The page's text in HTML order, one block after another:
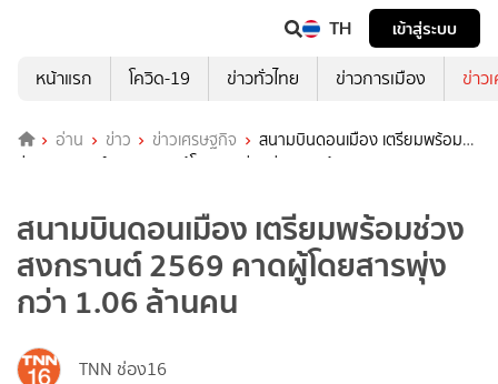
TH
เข้าสู่ระบบ
หน้าแรก
โควิด-19 ข่าวทั่วไทย ข่าวการเมือง ข่าว
อ่าน ข่าว ข่าวเศรษฐกิจ
สนามบินดอนเมือง เตรียมพร้อม
ช่วงสงกรานต์ 2569 คาดผู้โดยสารพุ่งกว่า 1.06 ล้านคน
สนามบินดอนเมือง เตรียมพร้อมช่วง
สงกรานต์ 2569 คาดผู้โดยสารพุ่ง
กว่า 1.06 ล้านคน
TNN ช่อง16